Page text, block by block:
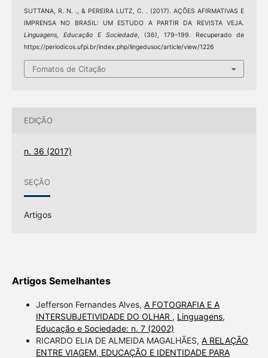
SUTTANA, R. N. ., & PEREIRA LUTZ, C. . (2017). AÇÕES AFIRMATIVAS E
IMPRENSA NO BRASIL: UM ESTUDO A PARTIR DA REVISTA VEJA.
Linguagens, Educação E Sociedade, (36), 179–199. Recuperado de
https://periodicos.ufpi.br/index.php/lingedusoc/article/view/1226
Fomatos de Citação
EDIÇÃO
n. 36 (2017)
SEÇÃO
Artigos
Artigos Semelhantes
Jefferson Fernandes Alves, A FOTOGRAFIA E A
INTERSUBJETIVIDADE DO OLHAR , Linguagens,
Educação e Sociedade: n. 7 (2002)
RICARDO ELIA DE ALMEIDA MAGALHÃES, A RELAÇÃO
ENTRE VIAGEM, EDUCAÇÃO E IDENTIDADE PARA